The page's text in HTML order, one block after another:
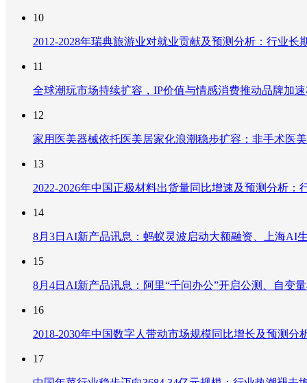
10
2012-2028年瑞典旅游业对就业贡献及预测分析：行业
11
全球潮玩市场持续扩容，IP价值与情感消费推动品牌加
12
家用医美器械依托医美居家化浪潮稳步扩容：非手术医
13
2022-2026年中国正极材料出货量同比增速及预测分析
14
8月3日AI新产品讯息：蚂蚁灵波启动大额融资、上海AI
15
8月4日AI新产品讯息：阿里“千问办公”开启公测、自变
16
2018-2030年中国数字人带动市场规模同比增长及预测
17